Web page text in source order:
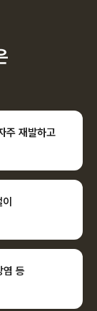
주 재발하고
염 등